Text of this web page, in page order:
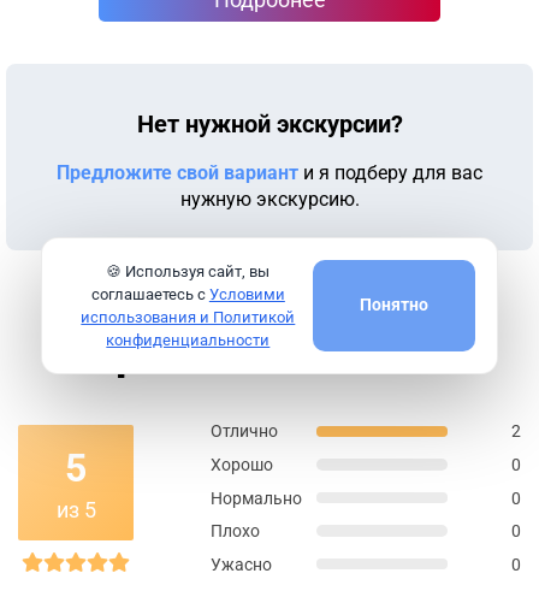
Нет нужной экскурсии?
Предложите свой вариант и я подберу для вас
нужную экскурсию.
Оценки и Отзывы
5
из 5
Отлично
2
Хорошо
0
Нормально
0
Плохо
0
Ужасно
0
🍪 Используя сайт, вы
соглашаетесь с Условими
использования и Политикой
конфиденциальности
Понятно